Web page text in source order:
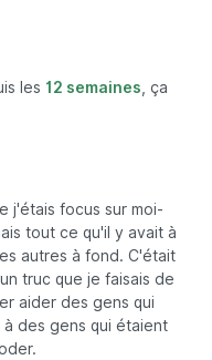
les 12 semaines, ça
j'étais focus sur moi-
tout ce qu'il y avait à
autres à fond. C'était
truc que je faisais de
aider des gens qui
à des gens qui étaient